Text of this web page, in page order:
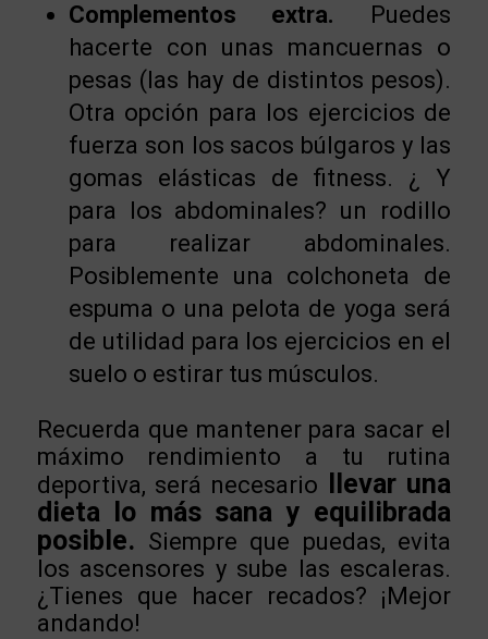
Complementos extra. Puedes
hacerte con unas mancuernas o
pesas (las hay de distintos pesos).
Otra opción para los ejercicios de
fuerza son los sacos búlgaros y las
gomas elásticas de fitness. ¿ Y
para los abdominales? un rodillo
para realizar abdominales.
Posiblemente una colchoneta de
espuma o una pelota de yoga será
de utilidad para los ejercicios en el
suelo o estirar tus músculos.
Recuerda que mantener para sacar el
máximo rendimiento a tu rutina
deportiva, será necesario
llevar una
dieta lo más sana y equilibrada
posible. Siempre que puedas, evita
los ascensores y sube las escaleras.
¿Tienes que hacer recados? ¡Mejor
andando!